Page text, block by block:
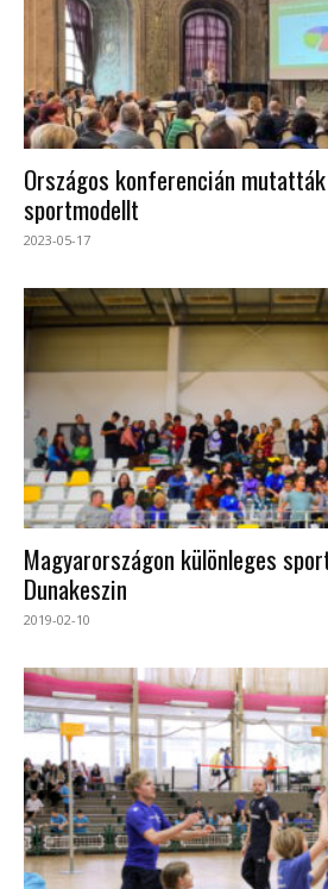
Országos konferencián
sportmodellt
2023-05-17
Magyarországon különleges
Dunakeszin
2019-02-10